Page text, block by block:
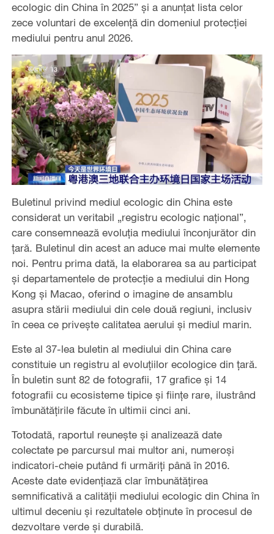
ecologic din China în 2025” și a anunțat lista celor
zece voluntari de excelență din domeniul protecției
mediului pentru anul 2026.
Buletinul privind mediul ecologic din China este
considerat un veritabil „registru ecologic național”,
care consemnează evoluția mediului înconjurător din
țară. Buletinul din acest an aduce mai multe elemente
noi. Pentru prima dată, la elaborarea sa au participat
și departamentele de protecție a mediului din Hong
Kong și Macao, oferind o imagine de ansamblu
asupra stării mediului din cele două regiuni, inclusiv
în ceea ce privește calitatea aerului și mediul marin.
Este al 37-lea buletin al mediului din China care
constituie un registru al evoluțiilor ecologice din țară.
În buletin sunt 82 de fotografii, 17 grafice și 14
fotografii cu ecosisteme tipice și ființe rare, ilustrând
îmbunătățirile făcute în ultimii cinci ani.
Totodată, raportul reunește și analizează date
colectate pe parcursul mai multor ani, numeroși
indicatori-cheie putând fi urmăriți până în 2016.
Aceste date evidențiază clar îmbunătățirea
semnificativă a calității mediului ecologic din China în
ultimul deceniu și rezultatele obținute în procesul de
dezvoltare verde și durabilă.